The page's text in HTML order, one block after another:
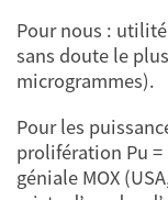
Pour nous :
sans doute le
microgrammes).
Pour les
prolifération Pu
géniale MOX